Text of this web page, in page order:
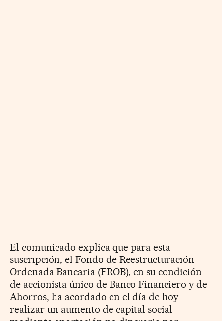
El comunicado explica que para esta
suscripción, el Fondo de Reestructuración
Ordenada Bancaria (FROB), en su condición
de accionista único de Banco Financiero y de
Ahorros, ha acordado en el día de hoy
realizar un aumento de capital social